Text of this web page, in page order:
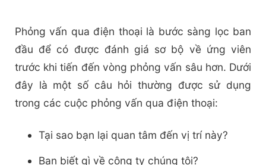
Phỏng vấn qua điện thoại là bước sàng lọc ban
đầu để có được đánh giá sơ bộ về ứng viên
trước khi tiến đến vòng phỏng vấn sâu hơn. Dưới
đây là một số câu hỏi thường được sử dụng
trong các cuộc phỏng vấn qua điện thoại:
Tại sao bạn lại quan tâm đến vị trí này?
Bạn biết gì về công ty chúng tôi?